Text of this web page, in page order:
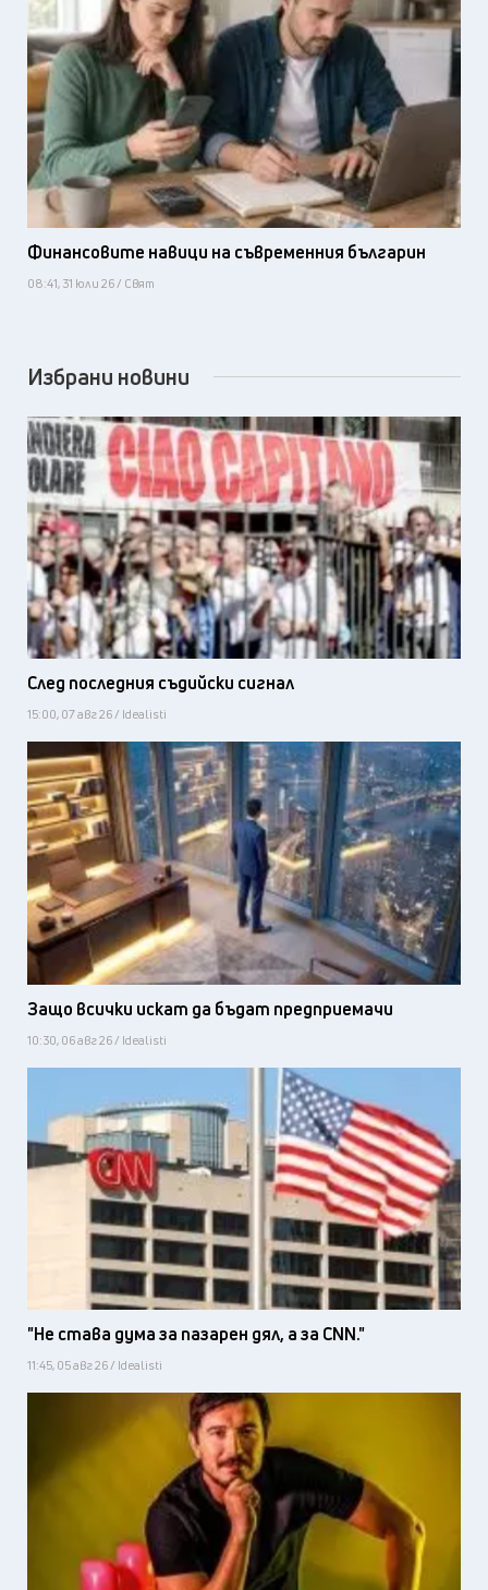
Финансовите навици на съвременния българин
08:41, 31 юли 26 / Свят
Избрани новини
След последния съдийски сигнал
15:00, 07 авг 26 / Idealisti
Защо всички искат да бъдат предприемачи
10:30, 06 авг 26 / Idealisti
"Не става дума за пазарен дял, а за CNN."
11:45, 05 авг 26 / Idealisti